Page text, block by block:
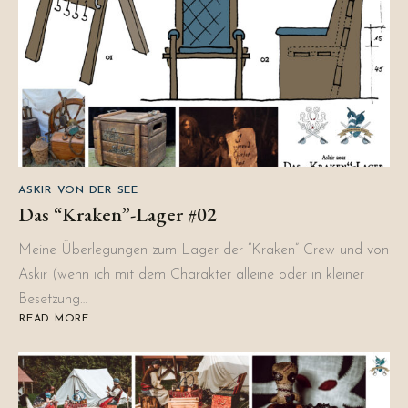
ASKIR VON DER SEE
Das “Kraken”-Lager #02
Meine Überlegungen zum Lager der “Kraken” Crew und von
Askir (wenn ich mit dem Charakter alleine oder in kleiner
Besetzung…
READ MORE
ABOUT
LAGER
#02